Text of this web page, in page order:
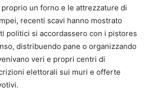
un forno e le attrezzature di
recenti scavi hanno mostrato
politici si accordassero con i pistores
distribuendo pane o organizzando
veri e propri centri di
elettorali sui muri e offerte